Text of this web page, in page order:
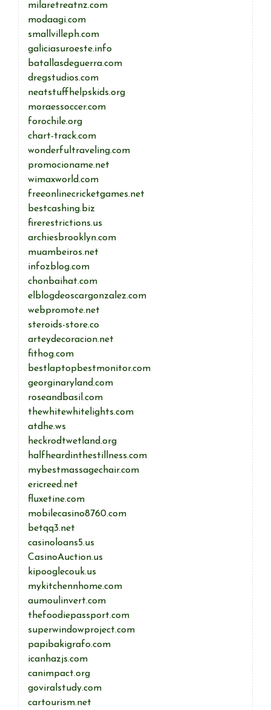
milaretreatnz.com
modaagi.com
smallvilleph.com
galiciasuroeste.info
batallasdeguerra.com
dregstudios.com
neatstuffhelpskids.org
moraessoccer.com
forochile.org
chart-track.com
wonderfultraveling.com
promocioname.net
wimaxworld.com
freeonlinecricketgames.net
bestcashing.biz
firerestrictions.us
archiesbrooklyn.com
muambeiros.net
infozblog.com
chonbaihat.com
elblogdeoscargonzalez.com
webpromote.net
steroids-store.co
arteydecoracion.net
fithog.com
bestlaptopbestmonitor.com
georginaryland.com
roseandbasil.com
thewhitewhitelights.com
atdhe.ws
heckrodtwetland.org
halfheardinthestillness.com
mybestmassagechair.com
ericreed.net
fluxetine.com
mobilecasino8760.com
betqq3.net
casinoloans5.us
CasinoAuction.us
kipooglecouk.us
mykitchennhome.com
aumoulinvert.com
thefoodiepassport.com
superwindowproject.com
papibakigrafo.com
icanhazjs.com
canimpact.org
goviralstudy.com
cartourism.net